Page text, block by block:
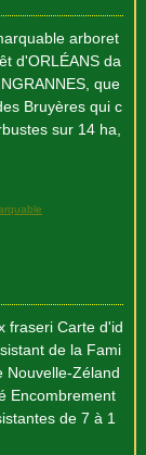
arboret
d'ORLÉANS da
que
Bruyères qui c
sur 14 ha,
fraseri Carte d'id
de la Fami
Nouvelle-Zéland
Encombrement
de 7 à 1